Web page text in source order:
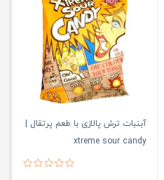
آبنبات ترش پالازی با طعم پرتقال |
xtreme sour candy